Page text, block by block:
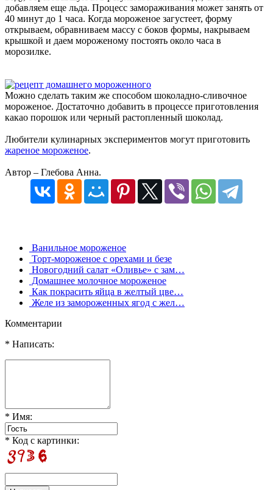
добавляем еще льда. Процесс замораживания может занять от
40 минут до 1 часа. Когда мороженое загустеет, форму
открываем, обравниваем массу с боков формы, накрываем
крышкой и даем мороженому постоять около часа в
морозилке.
Можно сделать таким же способом шоколадно-сливочное
мороженое. Достаточно добавить в процессе приготовления
какао порошок или черный растопленный шоколад.
Любители кулинарных экспериментов могут приготовить
жареное мороженое.
Автор – Глебова Анна.
Ванильное мороженое
Торт-мороженое с орехами и безе
Новогодний салат «Оливье» с зам…
Домашнее молочное мороженое
Как покрасить яйца в желтый цве…
Желе из замороженных ягод с жел…
Комментарии
* Написать:
* Имя:
* Код с картинки: